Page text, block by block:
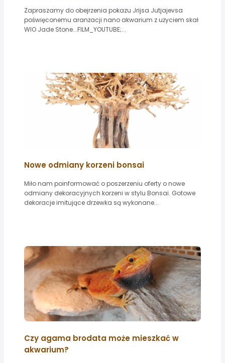
Zapraszamy do obejrzenia pokazu Jrijsa Jutjajevsa
poświęconemu aranżacji nano akwarium z użyciem skał
WIO Jade Stone...FILM_YOUTUBE;...
Nowe odmiany korzeni bonsai
Miło nam poinformować o poszerzeniu oferty o nowe
odmiany dekoracyjnych korzeni w stylu Bonsai. Gotowe
dekoracje imitujące drzewka są wykonane...
Czy agama brodata może mieszkać w
akwarium?